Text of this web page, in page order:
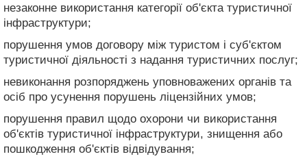
незаконне використання категорії об'єкта туристичної
інфраструктури;
порушення умов договору між туристом і суб'єктом
туристичної діяльності з надання туристичних послуг;
невиконання розпоряджень уповноважених органів та
осіб про усунення порушень ліцензійних умов;
порушення правил щодо охорони чи використання
об'єктів туристичної інфраструктури, знищення або
пошкодження об'єктів відвідування;